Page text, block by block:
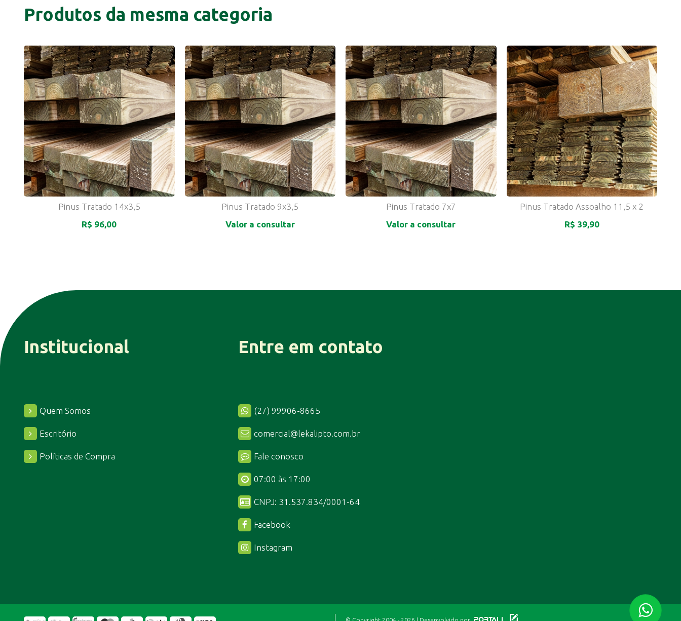
Produtos da mesma categoria
Pinus Tratado 14x3,5
R$ 96,00
Pinus Tratado 9x3,5
Valor a consultar
Pinus Tratado 7x7
Valor a consultar
Pinus Tratado Assoalho 11,5 x 2
R$ 39,90
Institucional
Quem Somos
Escritório
Políticas de Compra
Entre em contato
(27) 99906-8665
comercial@lekalipto.com.br
Fale conosco
07:00 às 17:00
CNPJ: 31.537.834/0001-64
Facebook
Instagram
© Copyright 2004 - 2026 | Desenvolvido por